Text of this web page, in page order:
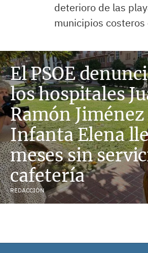
deterioro de las
municipios costeros
El PSOE
los hospitales
Ramón Jiménez
Infanta Elena
meses sin
cafetería
REDACCIÓN